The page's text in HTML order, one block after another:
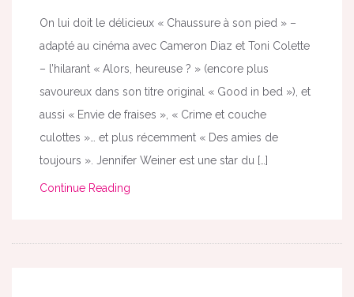
On lui doit le délicieux « Chaussure à son pied » –
adapté au cinéma avec Cameron Diaz et Toni Colette
– l’hilarant « Alors, heureuse ? » (encore plus
savoureux dans son titre original « Good in bed »), et
aussi « Envie de fraises », « Crime et couche
culottes »… et plus récemment « Des amies de
toujours ». Jennifer Weiner est une star du […]
Continue Reading